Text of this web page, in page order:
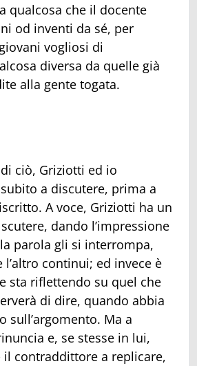
qualcosa che il docente
od inventi da sé, per
vogliosi di
diversa da quelle già
alla gente togata.
ciò, Griziotti ed io
a discutere, prima a
A voce, Griziotti ha un
dando l’impressione
parola gli si interrompa,
l’altro continui; ed invece è
sta riflettendo su quel che
di dire, quando abbia
sull’argomento. Ma a
e, se stesse in lui,
il contraddittore a replicare,